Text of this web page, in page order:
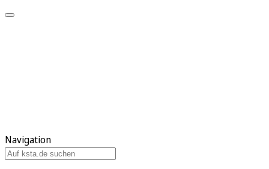
Navigation